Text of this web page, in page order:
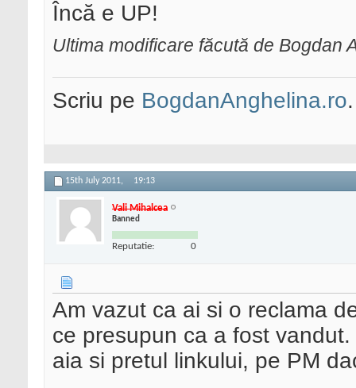
Încă e UP!
Ultima modificare făcută de Bogdan
Scriu pe BogdanAnghelina.ro.
15th July 2011, 19:13
Vali Mihalcea
Banned
Reputatie: 0
Am vazut ca ai si o reclama
ce presupun ca a fost
aia si pretul linkului, pe PM